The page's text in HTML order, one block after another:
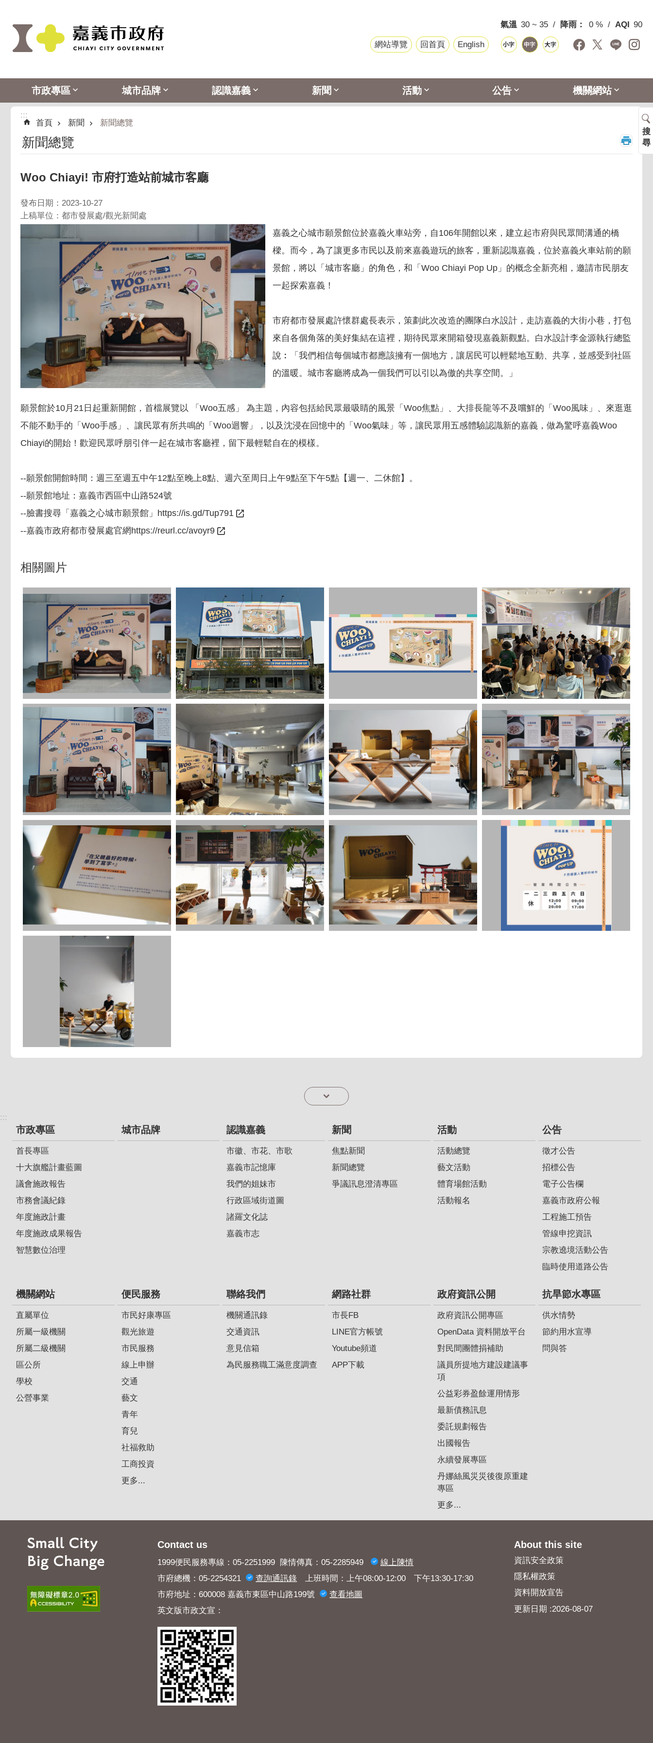
氣溫 30 ~ 35 降雨： 0 % AQI 90
網站導覽 回首頁 English
市政專區 城市品牌 認識嘉義 新聞 活動 公告 機關網站
搜
尋
:::
首頁
新聞 新聞總覽
新聞總覽 _
Woo Chiayi! 市府打造站前城市客廳
發布日期：2023-10-27
上稿單位：都市發展處/觀光新聞處
嘉義之心城市願景館位於嘉義火車站旁，自106年開館以來，建立起市府與民眾間溝通的橋
樑。而今，為了讓更多市民以及前來嘉義遊玩的旅客，重新認識嘉義，位於嘉義火車站前的願
景館，將以「城市客廳」的角色，和「Woo Chiayi Pop Up」的概念全新亮相，邀請市民朋友
一起探索嘉義！
市府都市發展處許懷群處長表示，策劃此次改造的團隊白水設計，走訪嘉義的大街小巷，打包
來自各個角落的美好集結在這裡，期待民眾來開箱發現嘉義新觀點。白水設計李金源執行總監
說︰「我們相信每個城市都應該擁有一個地方，讓居民可以輕鬆地互動、共享，並感受到社區
的溫暖。城市客廳將成為一個我們可以引以為傲的共享空間。」
願景館於10月21日起重新開館，首檔展覽以 「Woo五感」 為主題，內容包括給民眾最吸睛的風景「Woo焦點」、大排長龍等不及嚐鮮的「Woo風味」、來逛逛
不能不動手的「Woo手感」、讓民眾有所共鳴的「Woo迴響」，以及沈浸在回憶中的「Woo氣味」等，讓民眾用五感體驗認識新的嘉義，做為驚呼嘉義Woo
Chiayi的開始！歡迎民眾呼朋引伴一起在城市客廳裡，留下最輕鬆自在的模樣。
--願景館開館時間：週三至週五中午12點至晚上8點、週六至周日上午9點至下午5點【週一、二休館】。
--願景館地址：嘉義市西區中山路524號
--臉書搜尋「嘉義之心城市願景館」 https://is.gd/Tup791
--嘉義市政府都市發展處官網https://reurl.cc/avoyr9
相關圖片
:::
市政專區
首長專區
十大旗艦計畫藍圖
議會施政報告
市務會議紀錄
年度施政計畫
年度施政成果報告
智慧數位治理
城市品牌 認識嘉義
市徽、市花、市歌
嘉義市記憶庫
我們的姐妹市
行政區域街道圖
諸羅文化誌
嘉義市志
新聞
焦點新聞
新聞總覽
爭議訊息澄清專區
活動
活動總覽
藝文活動
體育場館活動
活動報名
公告
徵才公告
招標公告
電子公告欄
嘉義市政府公報
工程施工預告
管線申挖資訊
宗教遶境活動公告
臨時使用道路公告
機關網站
直屬單位
所屬一級機關
所屬二級機關
區公所
學校
公營事業
便民服務
市民好康專區
觀光旅遊
市民服務
線上申辦
交通
藝文
青年
育兒
社福救助
工商投資
更多...
聯絡我們
機關通訊錄
交通資訊
意見信箱
為民服務職工滿意度調查
網路社群
市長FB
LINE官方帳號
Youtube頻道
APP下載
政府資訊公開
政府資訊公開專區
OpenData 資料開放平台
對民間團體捐補助
議員所提地方建設建議事
項
公益彩券盈餘運用情形
最新債務訊息
委託規劃報告
出國報告
永續發展專區
丹娜絲風災災後復原重建
專區
更多...
抗旱節水專區
供水情勢
節約用水宣導
問與答
Contact us
1999便民服務專線：05-2251999 陳情傳真：05-2285949
線上陳情
市府總機：05-2254321
查詢​通訊錄 上班時間：上午08:00-12:00 下午13:30-17:30
市府地址：600008 嘉義市東區中山路199號
查看地圖
英文版市政文宣：
About this site
資訊安全政策
隱私權政策
資料開放宣告
更新日期
2026-08-07